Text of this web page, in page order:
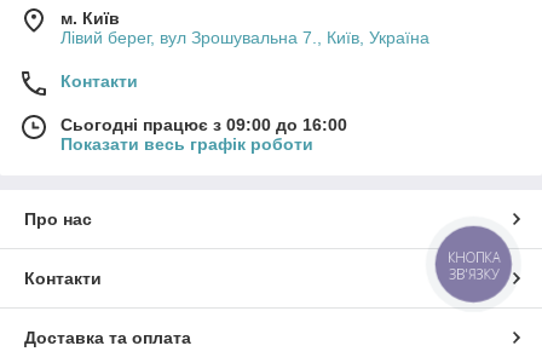
м. Київ
Лівий берег, вул Зрошувальна 7., Київ, Україна
Контакти
Сьогодні працює з 09:00 до 16:00
Показати весь графік роботи
Про нас
Контакти
Доставка та оплата
КНОПКА
ЗВ'ЯЗКУ